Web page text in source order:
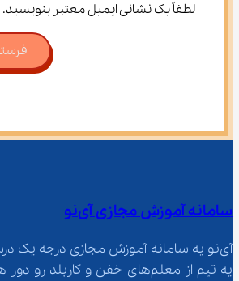
لطفاً یک نشانی ایمیل معتبر بنویسید.
سامانه آموزش مجازی آی‌نو
آی‌نو یه سامانه آموزش مجازی درجه یک
یه تیم از معلم‌‌های خفن و کاربلد